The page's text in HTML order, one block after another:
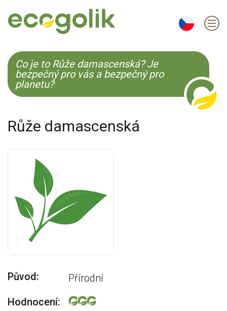
EN ES KO
Co je to Růže damascenská? Je
bezpečný pro vás a bezpečný pro
planetu?
Růže damascenská
Původ:
Přírodní
Hodnocení: